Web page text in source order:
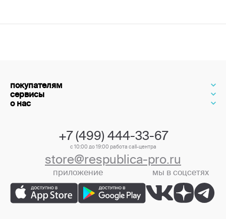
покупателям
сервисы
о нас
+7 (499) 444-33-67
с 10:00 до 19:00 работа call-центра
store@respublica-pro.ru
приложение мы в соцсетях